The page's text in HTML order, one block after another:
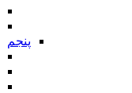
پنجم